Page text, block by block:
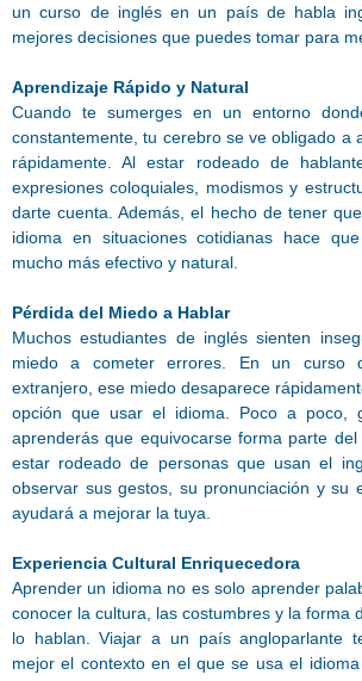
un curso de inglés en un país de habla
mejores decisiones que puedes tomar para
Aprendizaje Rápido y Natural
Cuando te sumerges en un entorno
constantemente, tu cerebro se ve obligado a
rápidamente. Al estar rodeado de
expresiones coloquiales, modismos y
darte cuenta. Además, el hecho de tener
idioma en situaciones cotidianas hace
mucho más efectivo y natural.
Pérdida del Miedo a Hablar
Muchos estudiantes de inglés sienten
miedo a cometer errores. En un curso
extranjero, ese miedo desaparece
opción que usar el idioma. Poco a poco,
aprenderás que equivocarse forma parte del
estar rodeado de personas que usan el
observar sus gestos, su pronunciación y su
ayudará a mejorar la tuya.
Experiencia Cultural Enriquecedora
Aprender un idioma no es solo aprender
conocer la cultura, las costumbres y la forma
lo hablan. Viajar a un país angloparlante
mejor el contexto en el que se usa el